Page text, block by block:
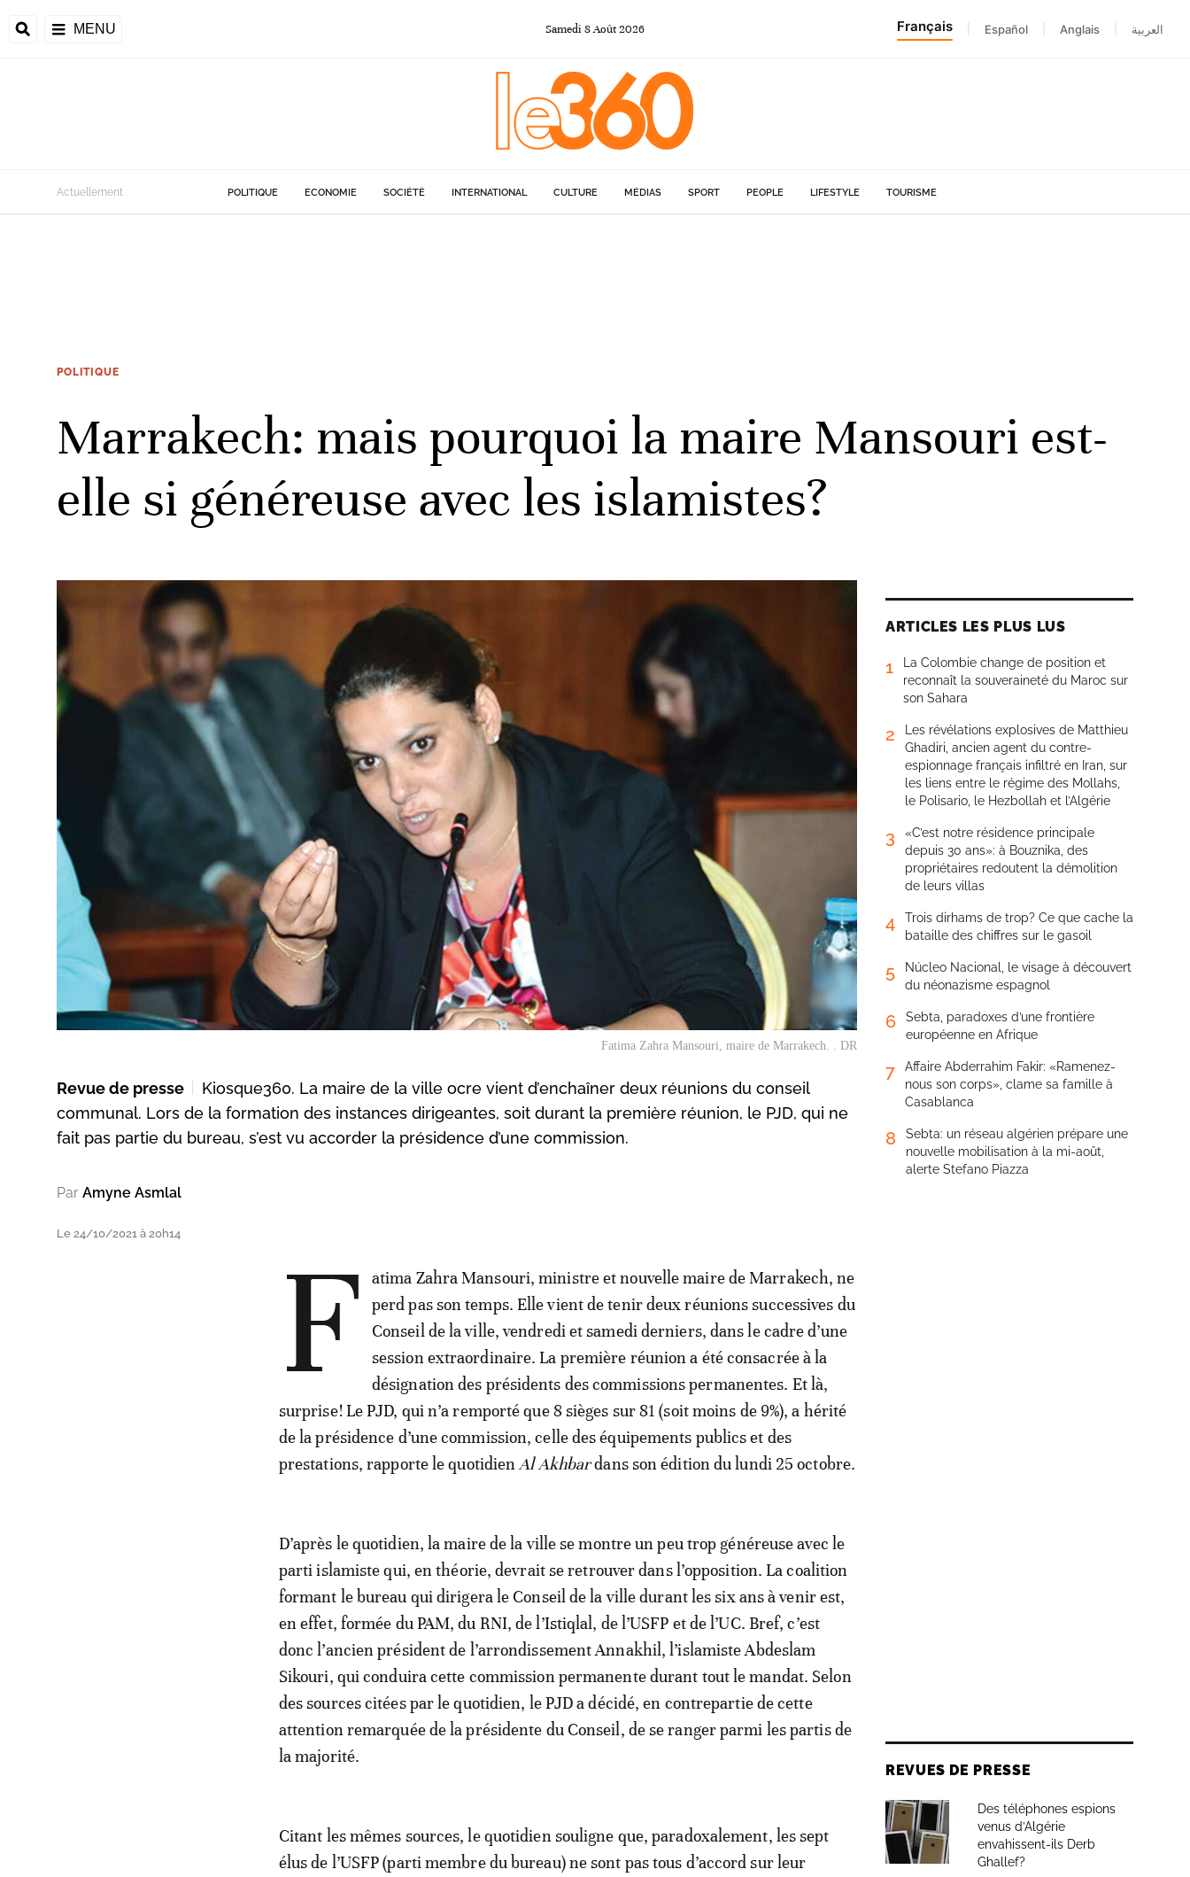
MENU Samedi 8Août2026 Français Español Anglais العربية
Actuellement POLITIQUE ECONOMIE SOCIÉTÉ INTERNATIONAL CULTURE MÉDIAS SPORT PEOPLE LIFESTYLE TOURISME
POLITIQUE
Marrakech: mais pourquoi la maire Mansouri est-
elle si généreuse avec les islamistes?
Fatima Zahra Mansouri, maire de Marrakech. . DR
Revue de presse
Kiosque360. La maire de la ville ocre vient d’enchaîner deux réunions du conseil
communal. Lors de la formation des instances dirigeantes, soit durant la première réunion, le PJD, qui ne
fait pas partie du bureau, s’est vu accorder la présidence d’une commission.
Par Amyne Asmlal
Le 24/10/2021 à 20h14 F
atima Zahra Mansouri, ministre et nouvelle maire de Marrakech, ne
perd pas son temps. Elle vient de tenir deux réunions successives du
Conseil de la ville, vendredi et samedi derniers, dans le cadre d’une
session extraordinaire. La première réunion a été consacrée à la
désignation des présidents des commissions permanentes. Et là,
surprise! Le PJD, qui n’a remporté que 8 sièges sur 81 (soit moins de 9%), a hérité
de la présidence d’une commission, celle des équipements publics et des
prestations, rapporte le quotidienAl Akhbardans son édition du lundi 25 octobre.
D’après le quotidien, la maire de la ville se montre un peu trop généreuse avec le
parti islamiste qui, en théorie, devrait se retrouver dans l’opposition. La coalition
formant le bureau qui dirigera le Conseil de la ville durant les six ans à venir est,
en effet, formée du PAM, du RNI, de l’Istiqlal, de l’USFP et de l’UC. Bref, c’est
donc l’ancien président de l’arrondissement Annakhil, l’islamiste Abdeslam
Sikouri, qui conduira cette commission permanente durant tout le mandat. Selon
des sources citées par le quotidien, le PJD a décidé, en contrepartie de cette
attention remarquée de la présidente du Conseil, de se ranger parmi les partis de
la majorité.
Citant les mêmes sources, le quotidien souligne que, paradoxalement, les sept
élus de l’USFP (parti membre du bureau) ne sont pas tous d’accord sur leur
ARTICLES LES PLUS LUS
1
La Colombie change de position et
reconnaît la souveraineté du Maroc sur
son Sahara
2
Les révélations explosives de Matthieu
Ghadiri, ancien agent du contre-
espionnage français infiltré en Iran, sur
les liens entre le régime des Mollahs,
le Polisario, le Hezbollah et l’Algérie
3
«C’est notre résidence principale
depuis 30 ans»: à Bouznika, des
propriétaires redoutent la démolition
de leurs villas
4
Trois dirhams de trop? Ce que cache la
bataille des chiffres sur le gasoil
5
Núcleo Nacional, le visage à découvert
du néonazisme espagnol
6
Sebta, paradoxes d’une frontière
européenne en Afrique
7
Affaire Abderrahim Fakir: «Ramenez-
nous son corps», clame sa famille à
Casablanca
8
Sebta: un réseau algérien prépare une
nouvelle mobilisation à la mi-août,
alerte Stefano Piazza
REVUES DE PRESSE
Des téléphones espions
venus d’Algérie
envahissent-ils Derb
Ghallef?